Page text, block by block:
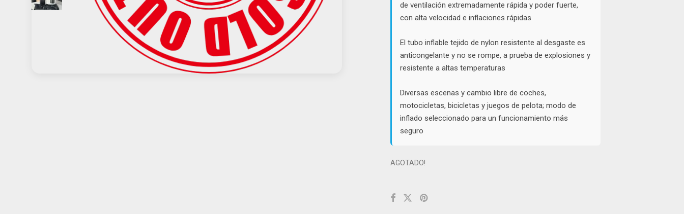
de ventilación extremadamente rápida y poder fuerte,
con alta velocidad e inflaciones rápidas
El tubo inflable tejido de nylon resistente al desgaste es
anticongelante y no se rompe, a prueba de explosiones y
resistente a altas temperaturas
Diversas escenas y cambio libre de coches,
motocicletas, bicicletas y juegos de pelota; modo de
inflado seleccionado para un funcionamiento más
seguro
AGOTADO!